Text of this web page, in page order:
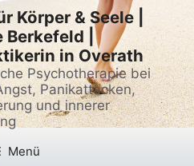
Körper & Seele |
|
in Overath
Psychotherapie bei
Panikattacken,
und innerer
Menü